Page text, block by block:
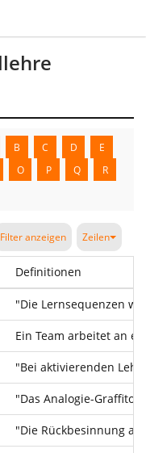
B C D
E
O P Q
R
Filter anzeigen Zeilen
Definitionen
"Die Lernsequenzen
Ein Team arbeitet an
"Bei aktivierenden
"Das Analogie-Graffito
"Die Rückbesinnung